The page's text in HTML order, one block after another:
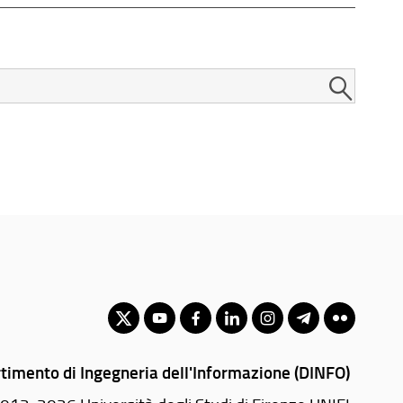
di Ingegneria dell'Informazione (DINFO)